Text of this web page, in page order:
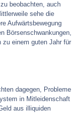
beobachten, auch
sehe die
Aufwärtsbewegung
Börsenschwankungen,
zu einem guten Jahr für
dagegen, Probleme
in Mitleidenschaft
aus illiquiden